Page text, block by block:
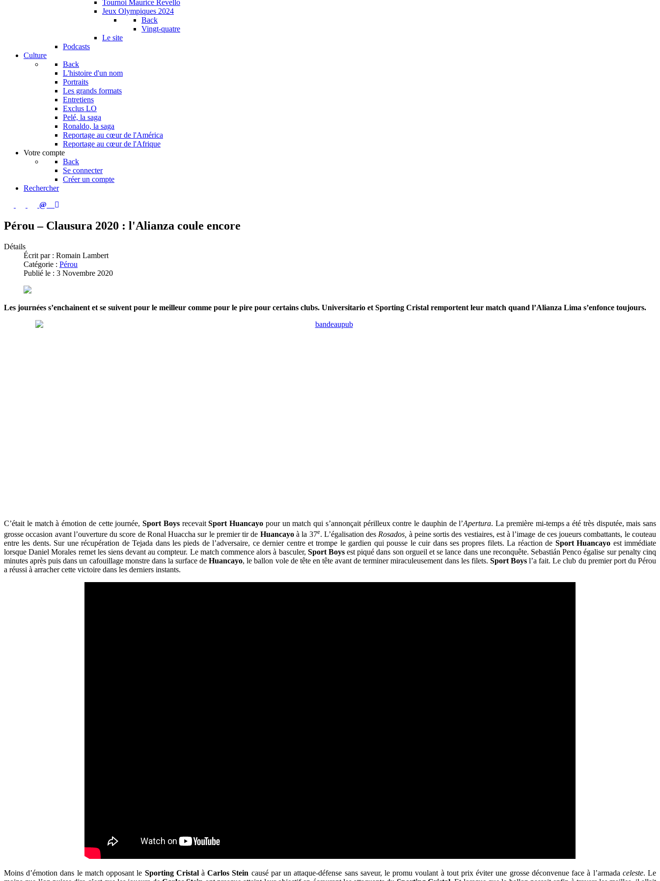
Tournoi Maurice Revello
Jeux Olympiques 2024
Back
Vingt-quatre
Le site
Podcasts
Culture
Back
L'histoire d'un nom
Portraits
Les grands formats
Entretiens
Exclus LO
Pelé, la saga
Ronaldo, la saga
Reportage au cœur de l'América
Reportage au cœur de l'Afrique
Votre compte
Back
Se connecter
Créer un compte
Rechercher
Pérou – Clausura 2020 : l'Alianza coule encore
Détails
Écrit par : Romain Lambert
Catégorie : Pérou
Publié le : 3 Novembre 2020
Les journées s’enchainent et se suivent pour le meilleur comme pour le pire pour certains clubs. Universitario et Sporting Cristal remportent leur match quand l’Alianza Lima s’enfonce toujours.
C’était le match à émotion de cette journée, Sport BoysrecevaitSport Huancayo pour un match qui s’annonçait périlleux contre le dauphin de l’Apertura. La première mi-temps a été très disputée, mais sans
grosse occasion avant l’ouverture du score de Ronal Huaccha sur le premier tir de Huancayoà la 37e. L’égalisation des Rosados, à peine sortis des vestiaires, est à l’image de ces joueurs combattants, le couteau
entre les dents. Sur une récupération de Tejada dans les pieds de l’adversaire, ce dernier centre et trompe le gardien qui pousse le cuir dans ses propres filets. La réaction de Sport Huancayo est immédiate
lorsque Daniel Morales remet les siens devant au compteur. Le match commence alors à basculer, Sport Boysest piqué dans son orgueil et se lance dans une reconquête. Sebastián Penco égalise sur penalty cinq
minutes après puis dans un cafouillage monstre dans la surface deHuancayo, le ballon vole de tête en tête avant de terminer miraculeusement dans les filets. Sport Boys l’a fait. Le club du premier port du Pérou
a réussi à arracher cette victoire dans les derniers instants.
Moins d’émotion dans le match opposant le Sporting CristalàCarlos Stein causé par un attaque-défense sans saveur, le promu voulant à tout prix éviter une grosse déconvenue face à l’armada celeste. Le